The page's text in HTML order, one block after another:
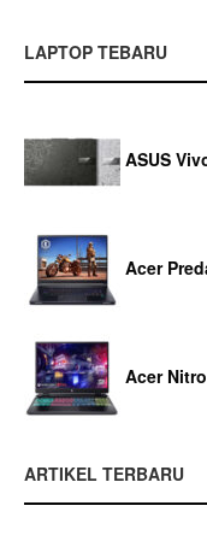
LAPTOP TEBARU
ASUS
Acer
Acer
ARTIKEL TERBARU